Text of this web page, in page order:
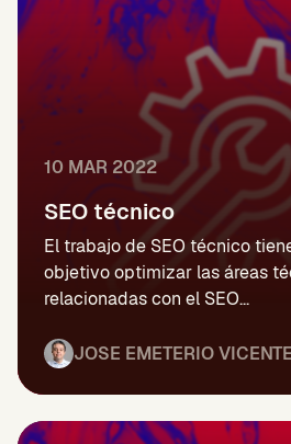
10 MAR 2022
SEO técnico
El trabajo de SEO técnico
objetivo optimizar las áreas
relacionadas con el SEO...
JOSE EMETERIO VICENTE